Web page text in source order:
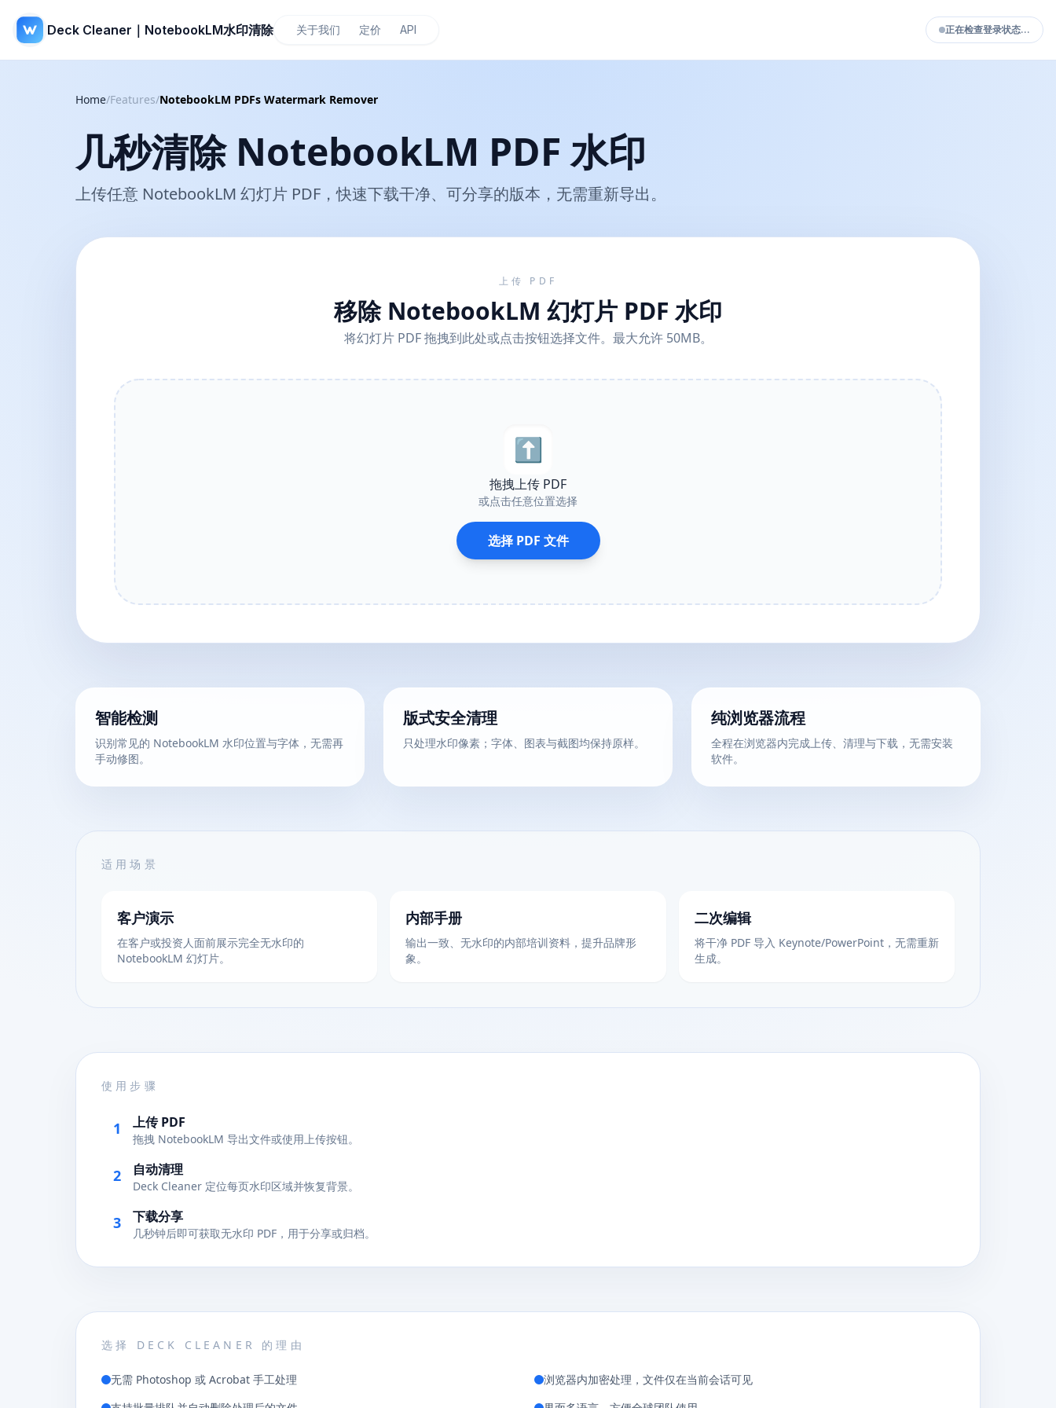
Deck Cleaner｜NotebookLM水印清除 关于我们 定价 API 正在检查登录状态…
Home/Features/NotebookLM PDFs Watermark Remover
几秒清除 NotebookLM PDF 水印
上传任意 NotebookLM 幻灯片 PDF，快速下载干净、可分享的版本，无需重新导出。
上传 PDF
移除 NotebookLM 幻灯片 PDF 水印
将幻灯片 PDF 拖拽到此处或点击按钮选择文件。最大允许 50MB。
⬆︎
拖拽上传 PDF
或点击任意位置选择
选择 PDF 文件
智能检测
识别常见的 NotebookLM 水印位置与字体，无需再
手动修图。
版式安全清理
只处理水印像素；字体、图表与截图均保持原样。
纯浏览器流程
全程在浏览器内完成上传、清理与下载，无需安装
软件。
适用场景
客户演示
在客户或投资人面前展示完全无水印的
NotebookLM 幻灯片。
内部手册
输出一致、无水印的内部培训资料，提升品牌形
象。
二次编辑
将干净 PDF 导入 Keynote/PowerPoint，无需重新
生成。
使用步骤
1 上传 PDF
拖拽 NotebookLM 导出文件或使用上传按钮。
2 自动清理
Deck Cleaner 定位每页水印区域并恢复背景。
3 下载分享
几秒钟后即可获取无水印 PDF，用于分享或归档。
选择 DECK CLEANER 的理由
无需 Photoshop 或 Acrobat 手工处理
浏览器内加密处理，文件仅在当前会话可见